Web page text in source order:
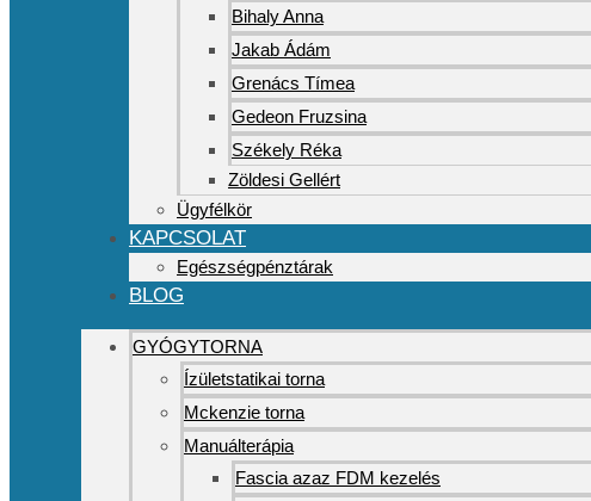
Bihaly Anna
Jakab Ádám
Grenács Tímea
Gedeon Fruzsina
Székely Réka
Zöldesi Gellért
Ügyfélkör
KAPCSOLAT
Egészségpénztárak
BLOG
GYÓGYTORNA
Ízületstatikai torna
Mckenzie torna
Manuálterápia
Fascia azaz FDM kezelés